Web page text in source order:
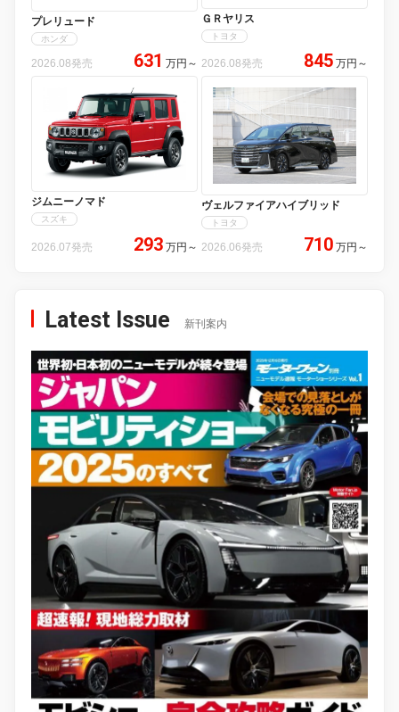
プレリュード
ホンダ
2026.08発売 631 万円 ～
ＧＲヤリス
トヨタ
2026.08発売 845 万円 ～
ジムニーノマド
スズキ
2026.07発売 293 万円 ～
ヴェルファイアハイブリッド
トヨタ
2026.06発売 710 万円 ～
Latest Issue 新刊案内